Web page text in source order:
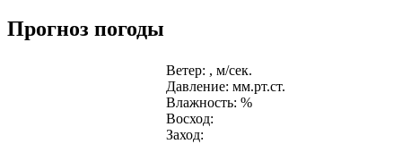
Прогноз погоды
Ветер: , м/сек.
Давление: мм.рт.ст.
Влажность: %
Восход:
Заход: